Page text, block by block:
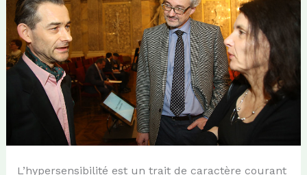
L’hypersensibilité est un trait de caractère courant